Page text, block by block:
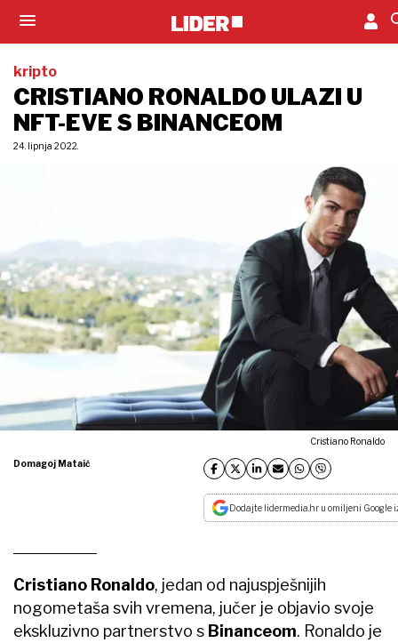
kripto
CRISTIANO RONALDO ULAZI U
NFT-EVE S BINANCEOM
24. lipnja 2022.
Cristiano Ronaldo
Domagoj Mataić
Dodajte lidermedia.hr u omiljeni Google
Cristiano Ronaldo, jedan od najuspješnijih
nogometaša svih vremena, jučer je objavio svoje
ekskluzivno partnerstvo s Binanceom. Ronaldo je